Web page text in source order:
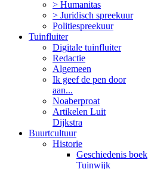
> Humanitas
> Juridisch spreekuur
Politiespreekuur
Tuinfluiter
Digitale tuinfluiter
Redactie
Algemeen
Ik geef de pen door
aan...
Noaberproat
Artikelen Luit
Dijkstra
Buurtcultuur
Historie
Geschiedenis boek
Tuinwijk